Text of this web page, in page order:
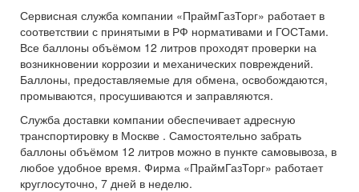
Сервисная служба компании «ПраймГазТорг» работает в
соответствии с принятыми в РФ нормативами и ГОСТами.
Все баллоны объёмом 12 литров проходят проверки на
возникновении коррозии и механических повреждений.
Баллоны, предоставляемые для обмена, освобождаются,
промываются, просушиваются и заправляются.
Служба доставки компании обеспечивает адресную
транспортировку в Москве . Самостоятельно забрать
баллоны объёмом 12 литров можно в пункте самовывоза, в
любое удобное время. Фирма «ПраймГазТорг» работает
круглосуточно, 7 дней в неделю.